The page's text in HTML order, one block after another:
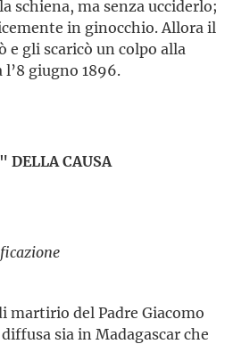
schiena, ma senza ucciderlo;
in ginocchio. Allora il
e gli scaricò un colpo alla
l’8 giugno 1896.
DELLA CAUSA
del Padre Giacomo
sia in Madagascar che